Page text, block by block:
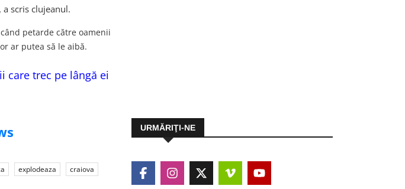
, a scris clujeanul.
petarde către oamenii
ar putea să le aibă.
care trec pe lângă ei
explodeaza
craiova
URMĂRIŢI-NE